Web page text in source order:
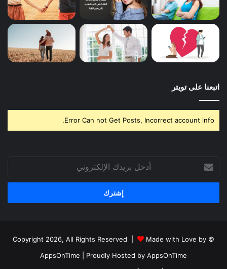
اتبعنا على تويتر
Error Can not Get Posts, Incorrect account info.
بريدك
الإلكتروني
© Copyright 2026, All Rights Reserved |
Made with Love by
AppsOnTime | Proudly Hosted by AppsOnTime